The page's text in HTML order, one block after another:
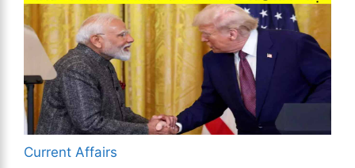
Current Affairs